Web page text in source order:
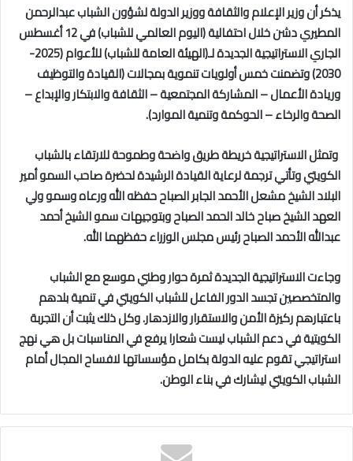
يذكر أن وزير الإعلام والثقافة ووزير الدولة لشؤون الشباب عبدالرحمن
المطيري دشن خلال احتفالية (اليوم العالمي للشباب) في 12 أغسطس
الجاري الاستراتيجية الجديدة لـ(الهيئة العامة للشباب) للأعوام (2025-
2030) وتضمنت خمس أولويات تنموية بمجالات (القيادة والتوظيف
وريادة الأعمال – المشاركة المجتمعية – الثقافة والابتكار والإبداع –
الصحة والرخاء – الحوكمة وتنمية الموارد).
وتمثل الاستراتيجية خريطة طريق واضحة وطموحة للارتقاء بالشباب
الكويتي وتأتي ترجمة لرعاية القيادة الرشيدة لحضرة صاحب السمو أمير
البلاد الشيخ مشعل الأحمد الجابر الصباح حفظه الله ورعاه وسمو ولي
العهد الشيخ صباح خالد الحمد الصباح وبتوجيهات سمو الشيخ أحمد
عبدالله الأحمد الصباح رئيس مجلس الوزراء حفظهما الله.
وجاءت الاستراتيجية الجديدة ثمرة حوار وطني موسع مع الشباب
والمتخصصين تجسد الدور الفاعل للشباب الكويتي في تنمية بلدهم
باعتبارهم ركيزة الأمن والاستقرار والازدهار. وكل ذلك يثبت أن التجربة
الكويتية في دعم الشباب ليست شعارا يرفع في المناسبات بل هي نهج
استراتيجي تقوم عليه الدولة بكامل مؤسساتها لافساح المجال أمام
الشباب الكويتي ليشارك في بناء الوطن.